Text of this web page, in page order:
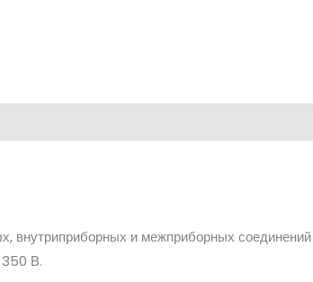
и межприборных соединений
350 В.